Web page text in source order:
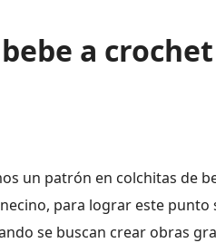
a crochet
un patrón en colchitas de
para lograr este punto
se buscan crear obras